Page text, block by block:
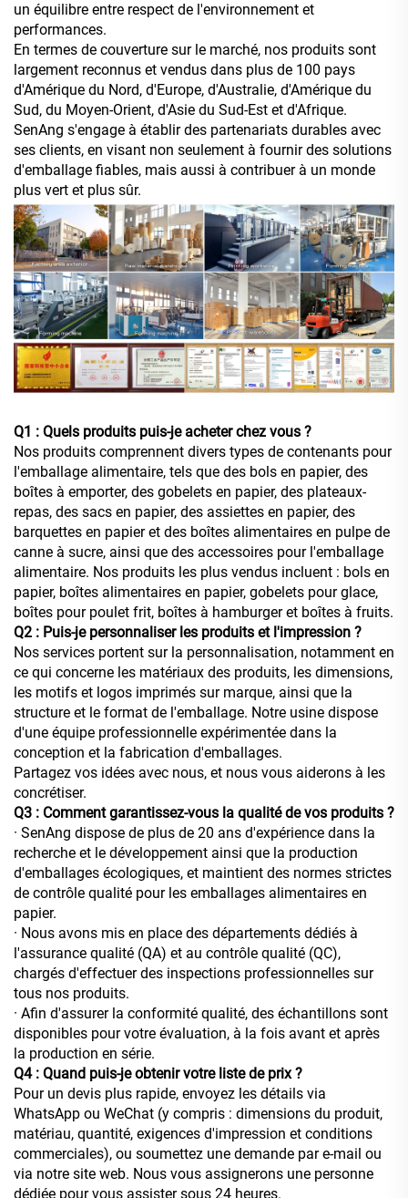
un équilibre entre respect de l'environnement et
performances.
En termes de couverture sur le marché, nos produits sont
largement reconnus et vendus dans plus de 100 pays
d'Amérique du Nord, d'Europe, d'Australie, d'Amérique du
Sud, du Moyen-Orient, d'Asie du Sud-Est et d'Afrique.
SenAng s'engage à établir des partenariats durables avec
ses clients, en visant non seulement à fournir des solutions
d'emballage fiables, mais aussi à contribuer à un monde
plus vert et plus sûr.
Q1 : Quels produits puis-je acheter chez vous ?
Nos produits comprennent divers types de contenants pour
l'emballage alimentaire, tels que des bols en papier, des
boîtes à emporter, des gobelets en papier, des plateaux-
repas, des sacs en papier, des assiettes en papier, des
barquettes en papier et des boîtes alimentaires en pulpe de
canne à sucre, ainsi que des accessoires pour l'emballage
alimentaire. Nos produits les plus vendus incluent : bols en
papier, boîtes alimentaires en papier, gobelets pour glace,
boîtes pour poulet frit, boîtes à hamburger et boîtes à fruits.
Q2 : Puis-je personnaliser les produits et l'impression ?
Nos services portent sur la personnalisation, notamment en
ce qui concerne les matériaux des produits, les dimensions,
les motifs et logos imprimés sur marque, ainsi que la
structure et le format de l'emballage. Notre usine dispose
d'une équipe professionnelle expérimentée dans la
conception et la fabrication d'emballages.
Partagez vos idées avec nous, et nous vous aiderons à les
concrétiser.
Q3 : Comment garantissez-vous la qualité de vos produits ?
· SenAng dispose de plus de 20 ans d'expérience dans la
recherche et le développement ainsi que la production
d'emballages écologiques, et maintient des normes strictes
de contrôle qualité pour les emballages alimentaires en
papier.
· Nous avons mis en place des départements dédiés à
l'assurance qualité (QA) et au contrôle qualité (QC),
chargés d'effectuer des inspections professionnelles sur
tous nos produits.
· Afin d'assurer la conformité qualité, des échantillons sont
disponibles pour votre évaluation, à la fois avant et après
la production en série.
Q4 : Quand puis-je obtenir votre liste de prix ?
Pour un devis plus rapide, envoyez les détails via
WhatsApp ou WeChat (y compris : dimensions du produit,
matériau, quantité, exigences d'impression et conditions
commerciales), ou soumettez une demande par e-mail ou
via notre site web. Nous vous assignerons une personne
dédiée pour vous assister sous 24 heures.